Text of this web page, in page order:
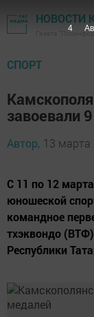
НОВОСТИ
Газета
СПОРТ
завоевали
Автор, 13 марта
С 11 по 12
юношеской
командное
тхэквондо
Республики
3